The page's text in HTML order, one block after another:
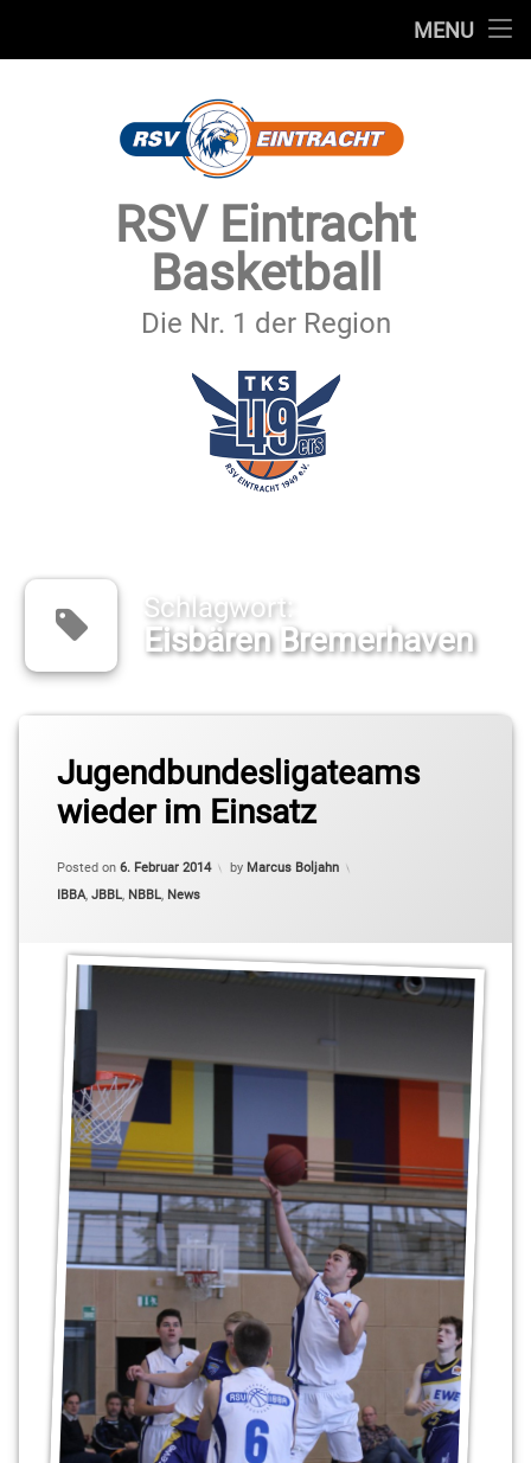
MENU
SECHSTER MANN
IMPRESSUM & DATENSCHUTZ
RSV Eintracht
Basketball
Die Nr. 1 der Region
Schlagwort:
Eisbären Bremerhaven
Jugendbundesligateams
wieder im Einsatz
Posted on 6. Februar 2014
Updated on8. Februar 2014
by Marcus Boljahn
Categories:
IBBA, JBBL, NBBL, News
Andreas
Martin
Weser-
Ems
Steinberg
Eisbären
Bremerhaven
RSV/IBBA